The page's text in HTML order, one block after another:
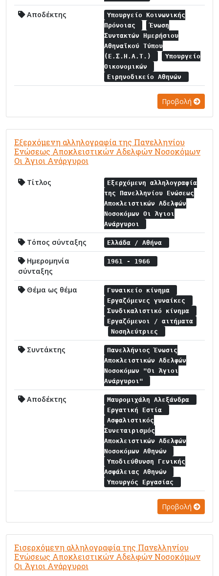
Αποδέκτης
Υπουργείο Κοινωνικής
Πρόνοιας
Ένωση
Συντακτών Ημερήσιου
Αθηναϊκού Τύπου
(Ε.Σ.Η.Α.Τ.)
Υπουργείο
Οικονομικών
Ειρηνοδικείο Αθηνών
Προβολή
Εξερχόμενη αλληλογραφία της Πανελληνίου
Ενώσεως Αποκλειστικών Αδελφών Νοσοκόμων
Οι Άγιοι Ανάργυροι
Τίτλος
Εξερχόμενη αλληλογραφία
της Πανελληνίου Ενώσεως
Αποκλειστικών Αδελφών
Νοσοκόμων Οι Άγιοι
Ανάργυροι
Τόπος σύνταξης Ελλάδα / Αθήνα
Ημερομηνία
σύνταξης
1961 - 1966
Θέμα ως θέμα
Γυναικείο κίνημα
Εργαζόμενες γυναίκες
Συνδικαλιστικό κίνημα
Εργαζόμενοι / αιτήματα
Νοσηλεύτριες
Συντάκτης
Πανελλήνιος Ένωσις
Αποκλειστικών Αδελφών
Νοσοκόμων "Οι Άγιοι
Ανάργυροι"
Αποδέκτης
Μαυρομιχάλη Αλεξάνδρα
Εργατική Εστία
Ασφαλιστικός
Συνεταιρισμός
Αποκλειστικών Αδελφών
Νοσοκόμων Αθηνών
Υποδιεύθυνση Γενικής
Ασφάλειας Αθηνών
Υπουργός Εργασίας
Προβολή
Εισερχόμενη αλληλογραφία της Πανελληνίου
Ενώσεως Αποκλειστικών Αδελφών Νοσοκόμων
Οι Άγιοι Ανάργυροι